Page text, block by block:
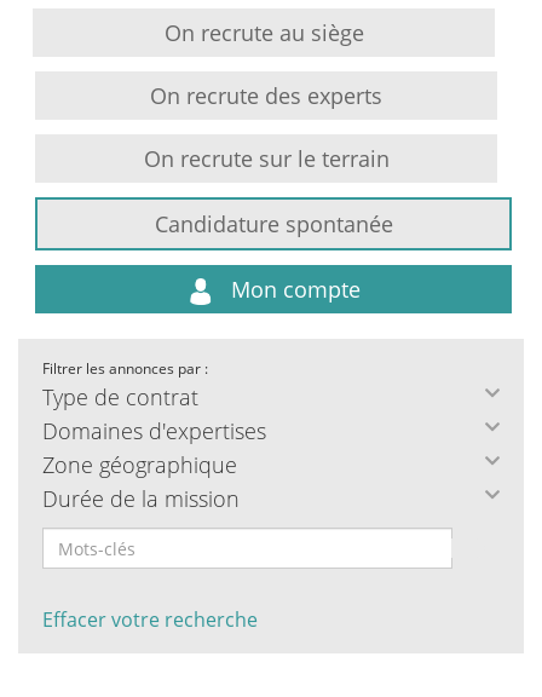
On recrute au siège
On recrute des experts
On recrute sur le terrain
Candidature spontanée
Mon compte
Filtrer les annonces par :
Type de contrat
Domaines d'expertises
Zone géographique
Durée de la mission
Effacer votre recherche